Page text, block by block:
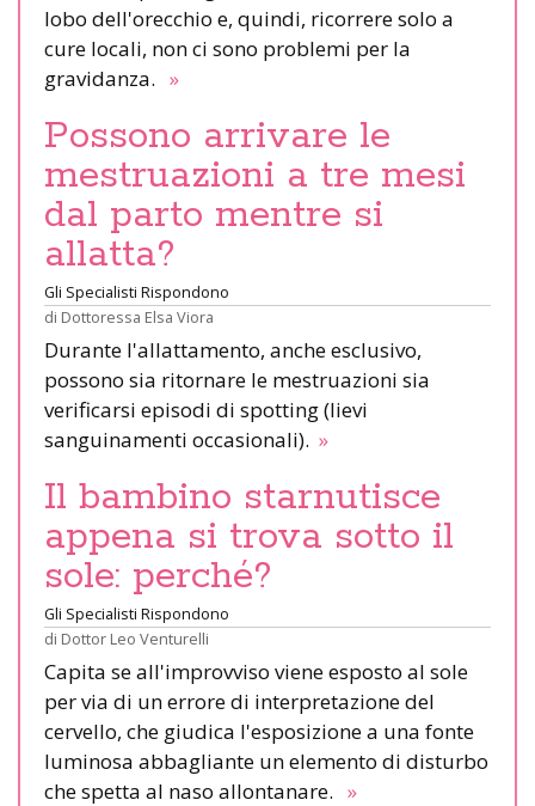
lobo dell'orecchio e, quindi, ricorrere solo a
cure locali, non ci sono problemi per la
gravidanza. »
Possono arrivare le
mestruazioni a tre mesi
dal parto mentre si
allatta?
Gli Specialisti Rispondono
di Dottoressa Elsa Viora
Durante l'allattamento, anche esclusivo,
possono sia ritornare le mestruazioni sia
verificarsi episodi di spotting (lievi
sanguinamenti occasionali). »
Il bambino starnutisce
appena si trova sotto il
sole: perché?
Gli Specialisti Rispondono
di Dottor Leo Venturelli
Capita se all'improvviso viene esposto al sole
per via di un errore di interpretazione del
cervello, che giudica l'esposizione a una fonte
luminosa abbagliante un elemento di disturbo
che spetta al naso allontanare. »